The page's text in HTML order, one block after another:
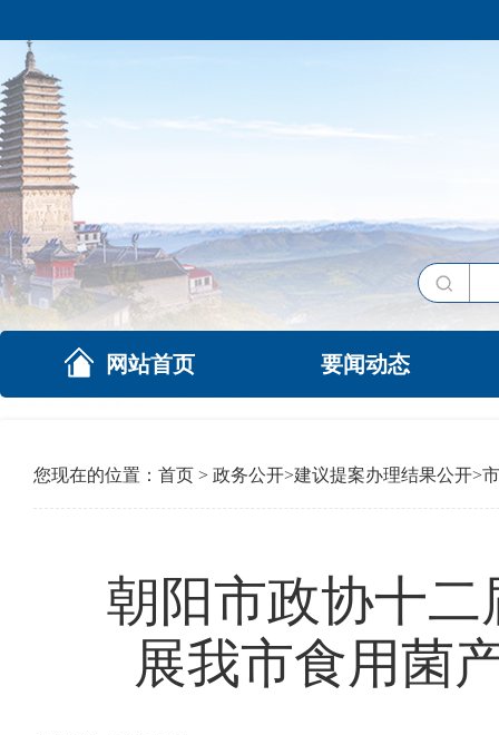
网站首页 要闻动态
您现在的位置： 首页 > 政务公开>建议提案办理结果公开>
朝阳市政协十
展我市食用菌